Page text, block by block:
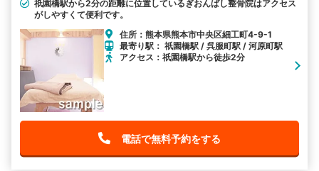
祇園橋駅から2分の距離に位置しているぎおんばし整骨院はアクセス
がしやすくて便利です。
住所：熊本県熊本市中央区細工町4-9-1
最寄り駅： 祇園橋駅 / 呉服町駅 / 河原町駅
アクセス：祇園橋駅から徒歩2分
電話で無料予約をする